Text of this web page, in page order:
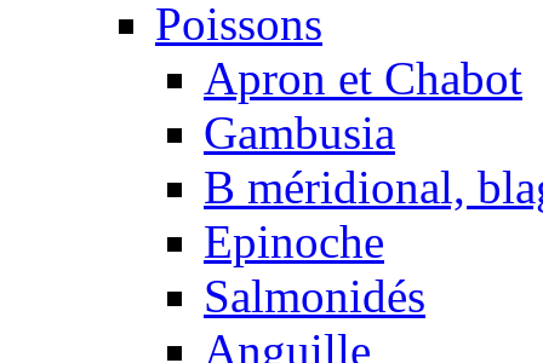
Poissons
Apron et Chabot
Gambusia
B méridional,
Epinoche
Salmonidés
Anguille